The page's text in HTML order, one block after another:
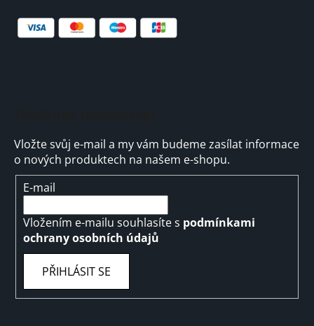
Vložte svůj e-mail a my vám budeme zasílat informace
o nových produktech na našem e-shopu.
E-mail
Vložením e-mailu souhlasíte s podmínkami
ochrany osobních údajů
PŘIHLÁSIT SE